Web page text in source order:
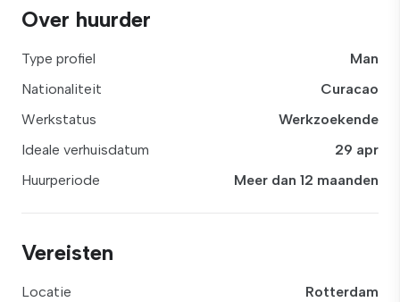
Over huurder
Type profiel
Man
Nationaliteit
Curacao
Werkstatus
Werkzoekende
Ideale verhuisdatum
29 apr
Huurperiode
Meer dan 12 maanden
Vereisten
Locatie
Rotterdam